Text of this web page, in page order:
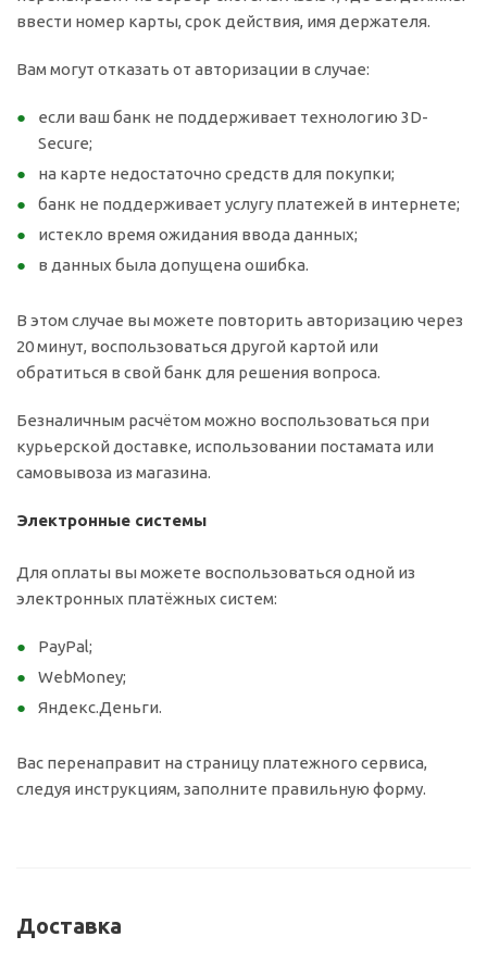
ввести номер карты, срок действия, имя держателя.
Вам могут отказать от авторизации в случае:
если ваш банк не поддерживает технологию 3D-
Secure;
на карте недостаточно средств для покупки;
банк не поддерживает услугу платежей в интернете;
истекло время ожидания ввода данных;
в данных была допущена ошибка.
В этом случае вы можете повторить авторизацию через
20 минут, воспользоваться другой картой или
обратиться в свой банк для решения вопроса.
Безналичным расчётом можно воспользоваться при
курьерской доставке, использовании постамата или
самовывоза из магазина.
Электронные системы
Для оплаты вы можете воспользоваться одной из
электронных платёжных систем:
PayPal;
WebMoney;
Яндекс.Деньги.
Вас перенаправит на страницу платежного сервиса,
следуя инструкциям, заполните правильную форму.
Доставка